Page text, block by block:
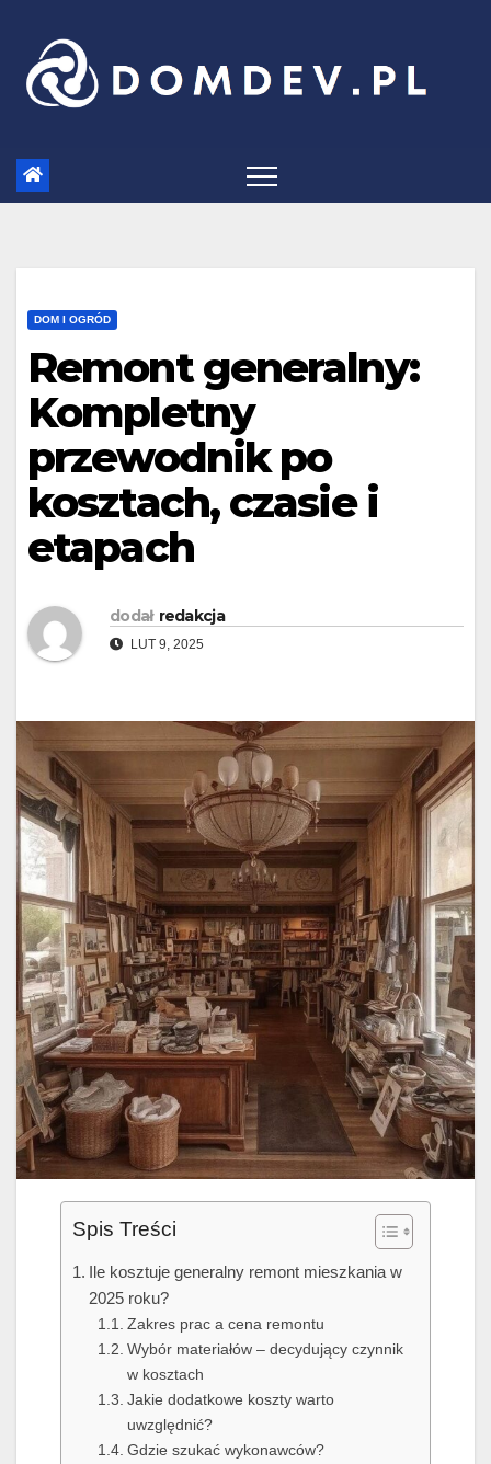
content
DOM I OGRÓD
Remont generalny:
Kompletny
przewodnik po
kosztach, czasie i
etapach
dodał redakcja
LUT 9, 2025
Spis Treści
Ile kosztuje generalny remont mieszkania w
2025 roku?
Zakres prac a cena remontu
Wybór materiałów – decydujący czynnik
w kosztach
Jakie dodatkowe koszty warto
uwzględnić?
Gdzie szukać wykonawców?